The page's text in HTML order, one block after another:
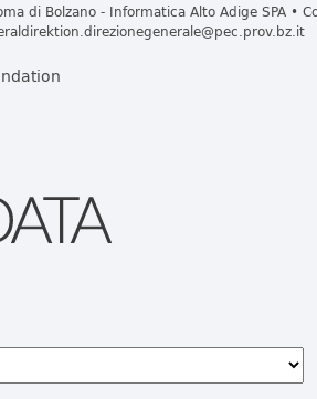
di Bolzano - Informatica Alto Adige SPA •